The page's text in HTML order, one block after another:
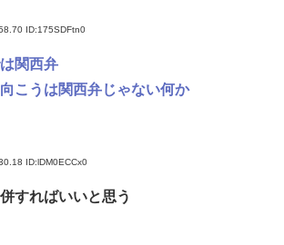
ID:175SDFtn0
関西弁
こうは関西弁じゃない何か
ID:lDM0ECCx0
すればいいと思う